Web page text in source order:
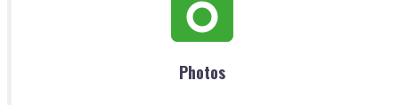
Photos